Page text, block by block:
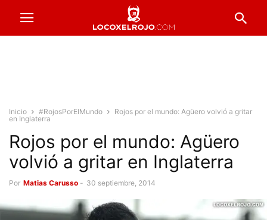
Inicio #RojosPorElMundo
Rojos por el mundo: Agüero volvió a gritar
en Inglaterra
Rojos por el mundo: Agüero
volvió a gritar en Inglaterra
Por Matias Carusso - 30 septiembre, 2014